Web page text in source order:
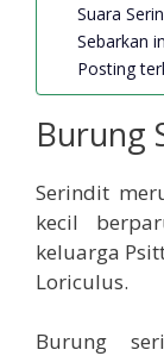
Suara
Sebarkan
Posting
Burung
Serindit
kecil
keluarga
Loriculus.
Burung